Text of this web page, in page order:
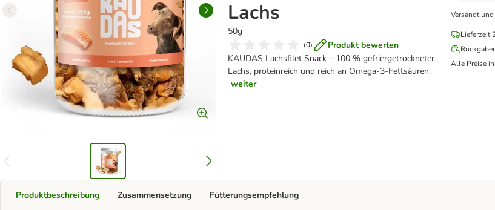
Lachs
50g
(0)
Produkt bewerten
KAUDAS Lachsfilet Snack – 100 % gefriergetrockneter
Lachs, proteinreich und reich an Omega-3-Fettsäuren.
weiter
Versandt
Lieferzeit
Alle Preise
Produktbeschreibung Zusammensetzung Fütterungsempfehlung